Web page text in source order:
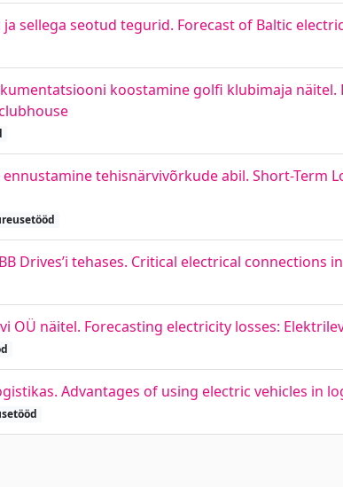
sellega seotud tegurid. Forecast of Baltic
koostamine golfi klubimaja
tehisnärvivõrkude abil. Short-Term
Drives’i tehases. Critical electrical connections
OÜ näitel. Forecasting electricity losses:
Advantages of using electric vehicles in